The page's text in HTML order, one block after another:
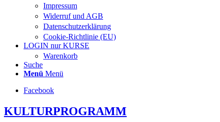
Impressum
Widerruf und AGB
Datenschutzerklärung
Cookie-Richtlinie (EU)
LOGIN nur KURSE
Warenkorb
Suche
Menü Menü
Facebook
KULTURPROGRAMM